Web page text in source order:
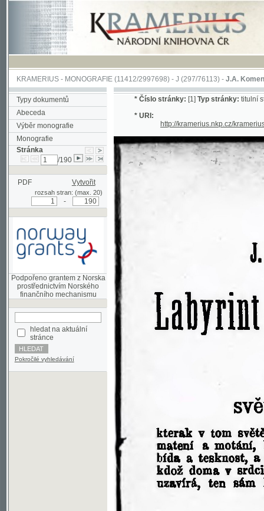
KRAMERIUS-MONOGRAFIE(11412/2997698) -J (297/76113)-J.A. Komenského
Typy dokumentů
Abeceda
Výběr monografie
Monografie
Stránka
/190
PDF Vytvořit
rozsah stran: (max. 20)
Podpořeno grantem z Norska
prostřednictvím Norského
hledat na aktuální
stránce
Pokročilé vyhledávání
http://kramerius.nkp.cz/kramerius/